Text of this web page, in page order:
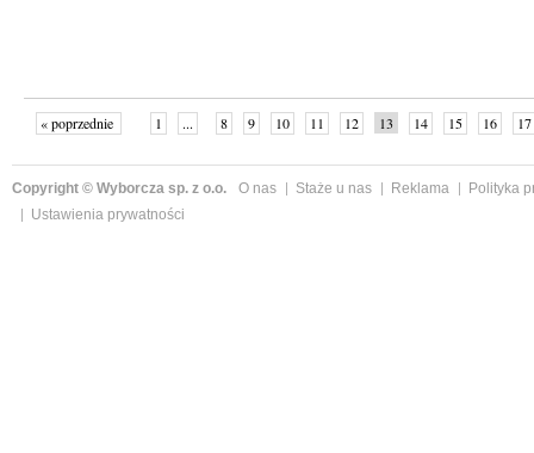
« poprzednie 1 ... 8 9 10 11 12 13 14 15 16 17
Copyright © Wyborcza sp. z o.o. O nas Staże u nas Reklama
Polityka
Ustawienia prywatności